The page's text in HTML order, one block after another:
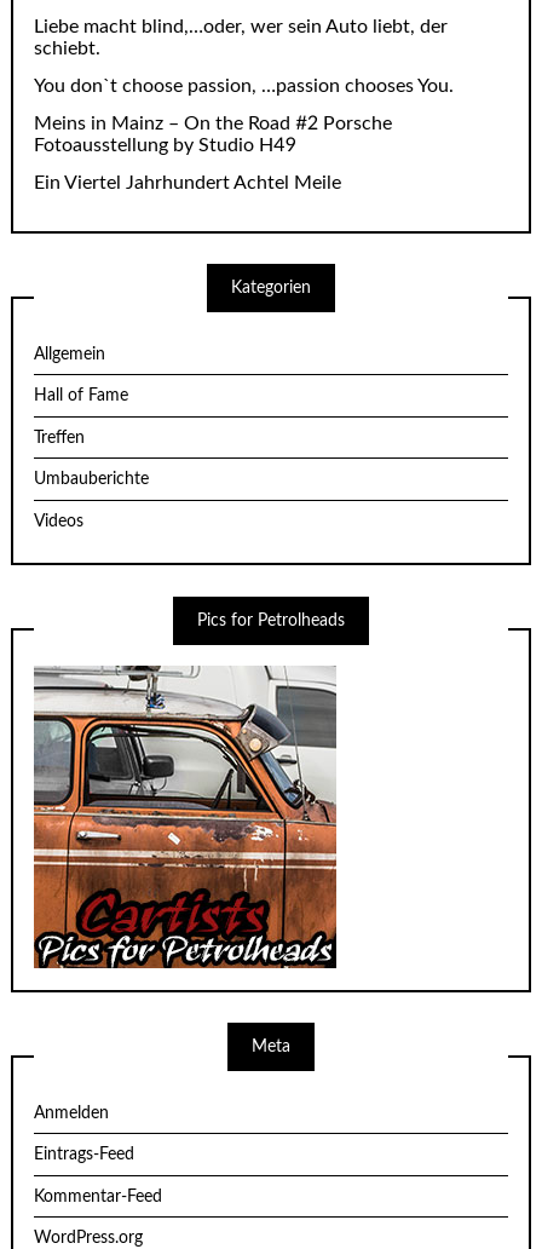
Liebe macht blind,…oder, wer sein Auto liebt, der
schiebt.
You don`t choose passion, …passion chooses You.
Meins in Mainz – On the Road #2 Porsche
Fotoausstellung by Studio H49
Ein Viertel Jahrhundert Achtel Meile
Kategorien
Allgemein
Hall of Fame
Treffen
Umbauberichte
Videos
Pics for Petrolheads
Meta
Anmelden
Eintrags-Feed
Kommentar-Feed
WordPress.org